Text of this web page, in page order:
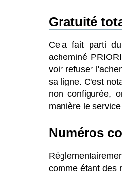
Gratuité
Cela fait parti
acheminé
voir refuser
sa ligne. C'est
non configurée,
manière le
Numéros
comme étant des